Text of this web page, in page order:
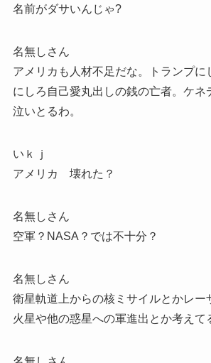
名前がダサいんじゃ?
名無しさん
アメリカも人材不足だな。トランプに
にしろ自己愛丸出しの銭の亡者。ケネ
泣いとるわ。
いｋｊ
アメリカ 壊れた？
名無しさん
空軍？NASA？では不十分？
名無しさん
衛星軌道上からの核ミサイルとかレー
火星や他の惑星への軍進出とか考えて